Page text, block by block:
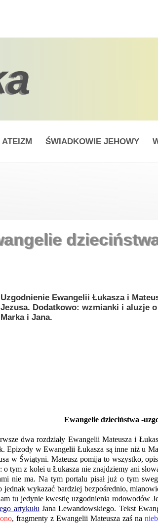
ATEIZM ŚWIADKOWIE JEHOWY
Uzgodnienie Ewangelii Łukasza i
Jezusa. Dodatkowo: wzmianki i aluzje
Marka i Jana.
Ewangelie dzieciństwa -
dwa rozdziały Ewangelii Mateusza i
Epizody w Ewangelii Łukasza są inne niż u
w Świątyni. Mateusz pomija to wszystko,
tym z kolei u Łukasza nie znajdziemy ani
nie ma. Na tym portalu pisał już o tym
jednak wykazać bardziej bezpośrednio,
tu jedynie kwestię uzgodnienia rodowodów
artykułu Jana Lewandowskiego. Tekst
, fragmenty z Ewangelii Mateusza zaś na